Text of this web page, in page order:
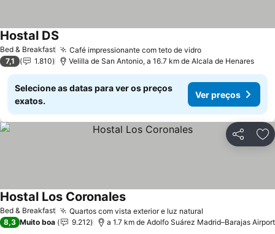
Bed & Breakfast Café impressionante com teto de vidro
Hostal DS
7,1 1.810 Velilla de San Antonio, a 16.7 km de Alcala de Henares
Selecione as datas para ver os preços
exatos.
Ver preços
Partilhar
Bed & Breakfast Quartos com vista exterior e luz natural
Hostal Los Coronales
8,3 Muito boa 9.212 a 1.7 km de Adolfo Suárez Madrid–Barajas Airport